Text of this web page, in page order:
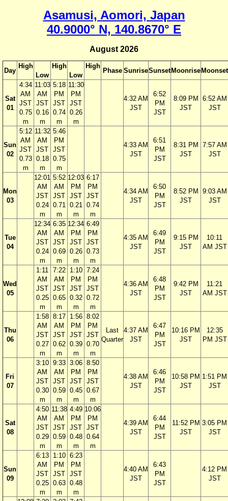
Asamusi, Aomori, Japan
40.9000° N, 140.8670° E
August 2026
Day
High
Low
High
Low
High
Phase SunriseSunset Moonrise Moonset
Sat
01
4:34
AM
JST
0.75
m
11:03
AM
JST
0.16
m
5:18
PM
JST
0.74
m
11:30
PM
JST
0.26
m
4:32 AM
JST
6:52
PM
JST
8:09 PM
JST
6:52 AM
JST
Sun
02
5:12
AM
JST
0.73
m
11:32
AM
JST
0.18
m
5:46
PM
JST
0.75
m
4:33 AM
JST
6:51
PM
JST
8:31 PM
JST
7:57 AM
JST
Mon
03
12:01
AM
JST
0.24
m
5:52
AM
JST
0.71
m
12:03
PM
JST
0.21
m
6:17
PM
JST
0.74
m
4:34 AM
JST
6:50
PM
JST
8:52 PM
JST
9:03 AM
JST
Tue
04
12:34
AM
JST
0.24
m
6:35
AM
JST
0.69
m
12:34
PM
JST
0.26
m
6:49
PM
JST
0.73
m
4:35 AM
JST
6:49
PM
JST
9:15 PM
JST
10:11
AM JST
Wed
05
1:11
AM
JST
0.25
m
7:22
AM
JST
0.65
m
1:10
PM
JST
0.32
m
7:24
PM
JST
0.72
m
4:36 AM
JST
6:48
PM
JST
9:42 PM
JST
11:21
AM JST
Thu
06
1:58
AM
JST
0.27
m
8:17
AM
JST
0.62
m
1:56
PM
JST
0.39
m
8:02
PM
JST
0.70
m
Last
Quarter
4:37 AM
JST
6:47
PM
JST
10:16 PM
JST
12:35
PM JST
Fri
07
3:10
AM
JST
0.30
m
9:33
AM
JST
0.59
m
3:06
PM
JST
0.45
m
8:50
PM
JST
0.67
m
4:38 AM
JST
6:46
PM
JST
10:58 PM
JST
1:51 PM
JST
Sat
08
4:50
AM
JST
0.29
m
11:38
AM
JST
0.59
m
4:49
PM
JST
0.48
m
10:06
PM
JST
0.64
m
4:39 AM
JST
6:44
PM
JST
11:52 PM
JST
3:05 PM
JST
Sun
09
6:13
AM
JST
0.25
m
1:10
PM
JST
0.63
m
6:23
PM
JST
0.48
m
4:40 AM
JST
6:43
PM
JST
4:12 PM
JST